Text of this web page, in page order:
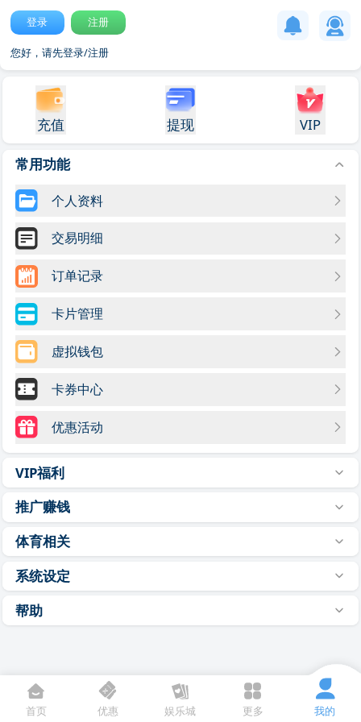
登录 注册
您好，请先登录/注册
充值 提现 VIP
常用功能
个人资料
交易明细
VIP福利
推广赚钱
体育相关
系统设定
帮助
首页 优惠 娱乐城 更多 我的